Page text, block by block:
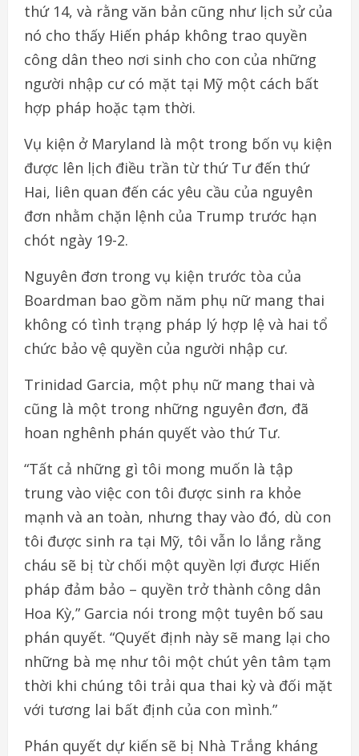
thứ 14, và rằng văn bản cũng như lịch sử của
nó cho thấy Hiến pháp không trao quyền
công dân theo nơi sinh cho con của những
người nhập cư có mặt tại Mỹ một cách bất
hợp pháp hoặc tạm thời.
Vụ kiện ở Maryland là một trong bốn vụ kiện
được lên lịch điều trần từ thứ Tư đến thứ
Hai, liên quan đến các yêu cầu của nguyên
đơn nhằm chặn lệnh của Trump trước hạn
chót ngày 19-2.
Nguyên đơn trong vụ kiện trước tòa của
Boardman bao gồm năm phụ nữ mang thai
không có tình trạng pháp lý hợp lệ và hai tổ
chức bảo vệ quyền của người nhập cư.
Trinidad Garcia, một phụ nữ mang thai và
cũng là một trong những nguyên đơn, đã
hoan nghênh phán quyết vào thứ Tư.
“Tất cả những gì tôi mong muốn là tập
trung vào việc con tôi được sinh ra khỏe
mạnh và an toàn, nhưng thay vào đó, dù con
tôi được sinh ra tại Mỹ, tôi vẫn lo lắng rằng
cháu sẽ bị từ chối một quyền lợi được Hiến
pháp đảm bảo – quyền trở thành công dân
Hoa Kỳ,” Garcia nói trong một tuyên bố sau
phán quyết. “Quyết định này sẽ mang lại cho
những bà mẹ như tôi một chút yên tâm tạm
thời khi chúng tôi trải qua thai kỳ và đối mặt
với tương lai bất định của con mình.”
Phán quyết dự kiến sẽ bị Nhà Trắng kháng